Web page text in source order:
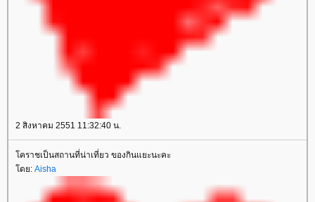
2 สิงหาคม 2551 11:32:40 น.
คราชเป็นสถานที่น่าเที่ยว ของกินแยะนะคะ
ดย: Aisha